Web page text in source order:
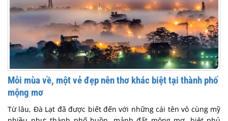
Mỗi mùa về, một vẻ đẹp nên thơ khác biệt tại thành phố
mộng mơ
Từ lâu, Đà Lạt đã được biết đến với những cái tên vô cùng mỹ